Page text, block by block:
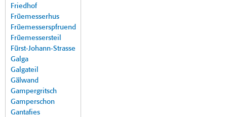
Friedhof
Früemesserhus
Früemesserspfruend
Früemessersteil
Fürst-Johann-Strasse
Galga
Galgateil
Gälwand
Gampergritsch
Gamperschon
Gantafies